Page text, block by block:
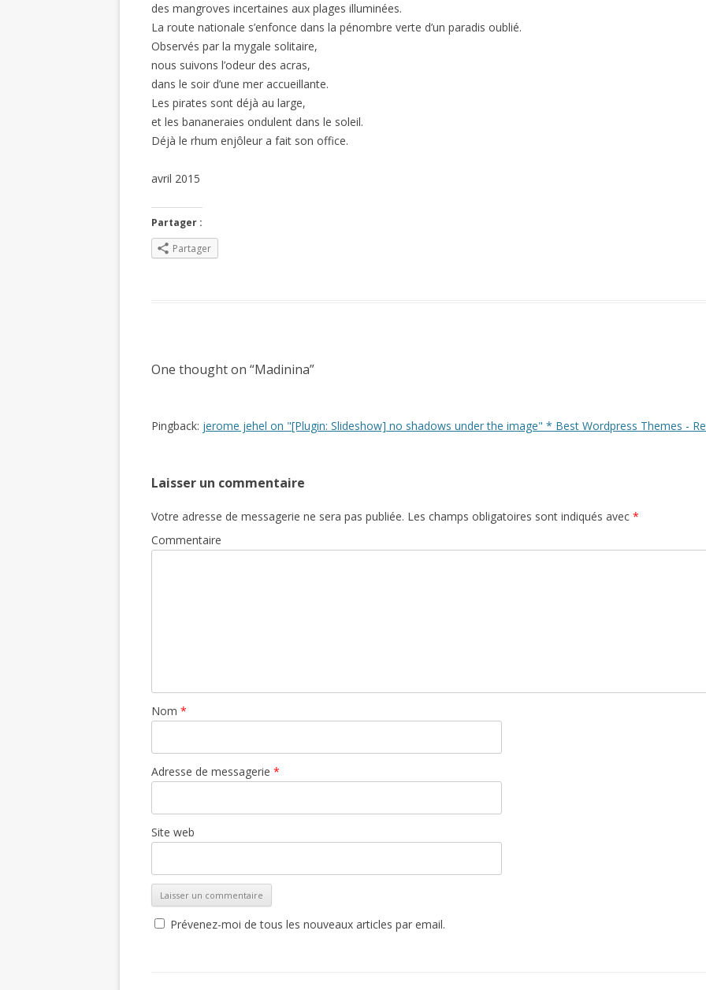
des mangroves incertaines aux plages illuminées.
La route nationale s’enfonce dans la pénombre verte d’un paradis oublié.
Observés par la mygale solitaire,
nous suivons l’odeur des acras,
dans le soir d’une mer accueillante.
Les pirates sont déjà au large,
et les bananeraies ondulent dans le soleil.
Déjà le rhum enjôleur a fait son office.
avril 2015
Partager :
Partager
One thought on “Madinina”
Pingback: jerome jehel on "[Plugin: Slideshow] no shadows under the image" * Best Wordpress Themes -
Laisser un commentaire
Votre adresse de messagerie ne sera pas publiée. Les champs obligatoires sont indiqués avec *
Commentaire
Nom *
Adresse de messagerie *
Site web
Prévenez-moi de tous les nouveaux articles par email.